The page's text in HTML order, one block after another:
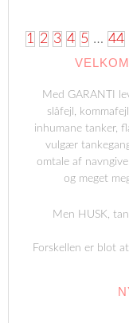
1 2 3 4 5 … 44
Med GARANTI
slåfejl,
inhumane tanker,
vulgær
omtale af
og meget
Men HUSK,
Forskellen er blot